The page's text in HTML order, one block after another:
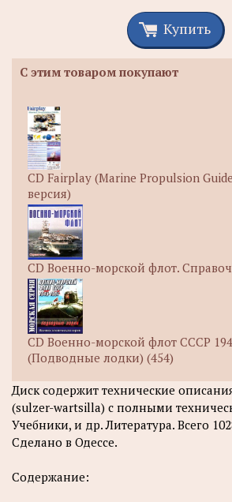
Купить
С этим товаром покупают
CD Fairplay (Marine Propulsion
версия)
CD Военно-морской флот.
CD Военно-морской флот СССР
(Подводные лодки) (454)
Диск содержит технические
(sulzer-wartsilla) с полными
Учебники, и др. Литература. Всего
Сделано в Одессе.
Содержание: